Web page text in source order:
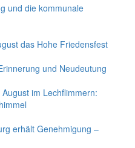
und die kommunale
das Hohe Friedensfest
und Neudeutung
im Lech­flim­mern:
erhält Genehmigung –